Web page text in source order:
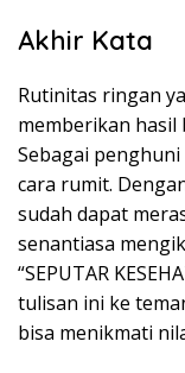
Akhir Kata
Rutinitas ringan
memberikan
Sebagai
cara rumit.
sudah dapat
senantiasa
“SEPUTAR
tulisan ini ke
bisa menikmati